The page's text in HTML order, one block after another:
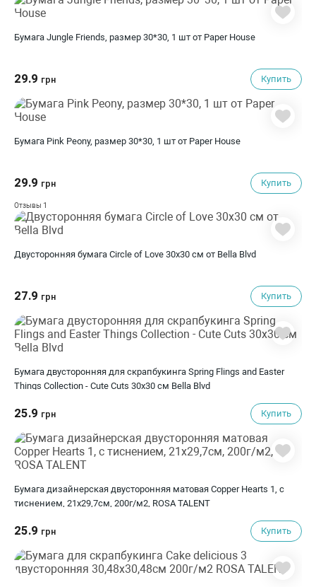
Бумага Jungle Friends, размер 30*30, 1 шт от Paper House
29.9 грн Купить
Бумага Pink Peony, размер 30*30, 1 шт от Paper House
29.9 грн Купить
Отзывы 1
Двусторонняя бумага Circle of Love 30х30 см от Bella Blvd
27.9 грн Купить
Бумага двусторонняя для скрапбукинга Spring Flings and Easter
Things Collection - Cute Cuts 30х30 см Bella Blvd
25.9 грн Купить
Бумага дизайнерская двусторонняя матовая Copper Hearts 1, с
тиснением, 21х29,7см, 200г/м2, ROSA TALENT
25.9 грн Купить